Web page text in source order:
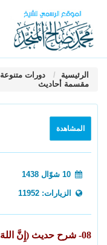
الرئيسية دورات متنوعة
مقسمة أحاديث
المشاهدة
الزيارات: 11952
08- شرح حديث (إِنَّ اللهَ عَزَّ وَجَلَّ لا يَنَامُ..)